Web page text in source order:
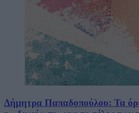
Δήμητρα Παπαδοπούλου: Τα